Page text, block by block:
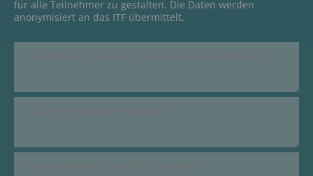
für alle Teilnehmer zu gestalten. Die Daten werden
anonymisiert an das ITF übermittelt.